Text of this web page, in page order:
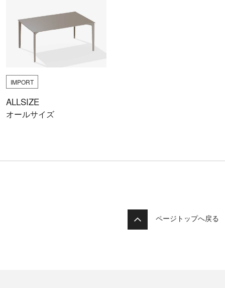
IMPORT
ALLSIZE
オールサイズ
ページトップへ戻る